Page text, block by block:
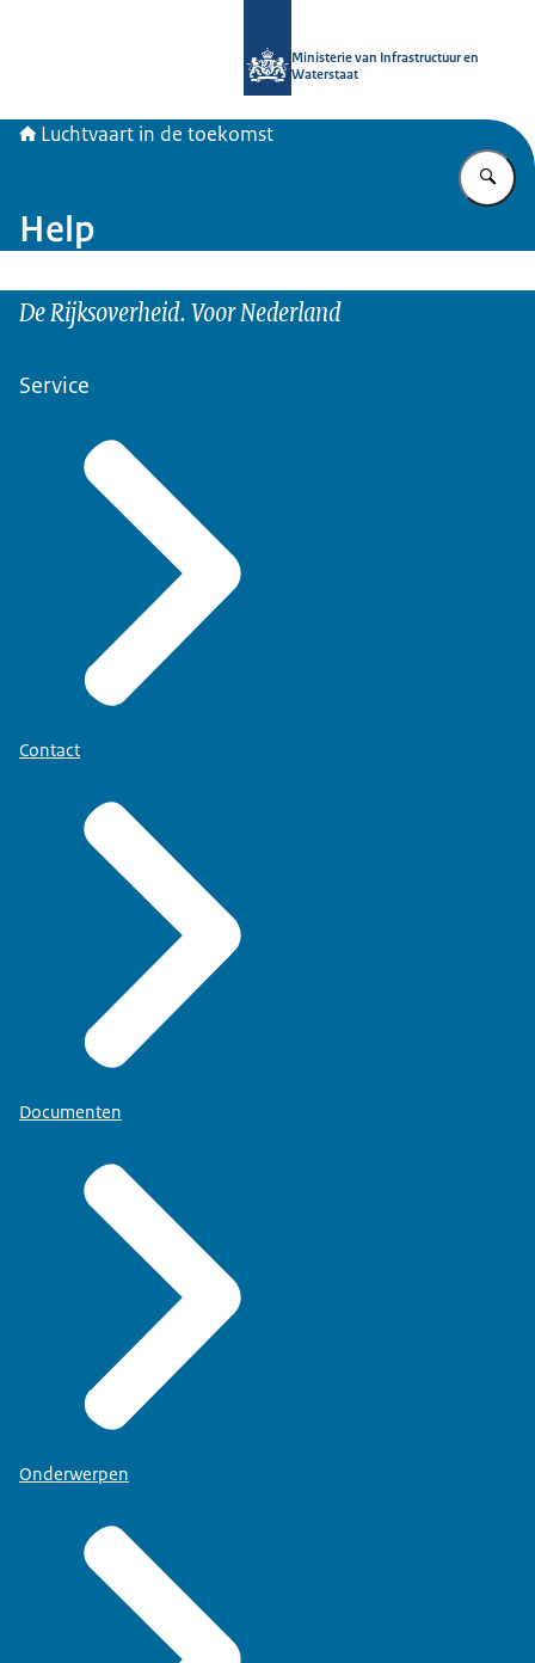
Ministerie van Infrastructuur en
Waterstaat
Luchtvaart in de toekomst
Help
De Rijksoverheid. Voor Nederland
Service
Contact
Documenten
Onderwerpen